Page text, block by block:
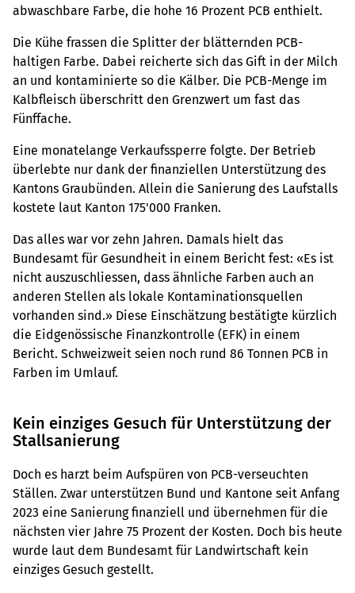
abwaschbare Farbe, die hohe 16 Prozent PCB enthielt.
Die Kühe frassen die Splitter der blätternden PCB-
haltigen Farbe. Dabei reicherte sich das Gift in der Milch
an und kontaminierte so die Kälber. Die PCB-Menge im
Kalbfleisch überschritt den Grenzwert um fast das
Fünffache.
Eine monatelange Verkaufssperre folgte. Der Betrieb
überlebte nur dank der finanziellen Unterstützung des
Kantons Graubünden. Allein die Sanierung des Laufstalls
kostete laut Kanton 175'000 Franken.
Das alles war vor zehn Jahren. Damals hielt das
Bundesamt für Gesundheit in einem Bericht fest: «Es ist
nicht auszuschliessen, dass ähnliche Farben auch an
anderen Stellen als lokale Kontaminationsquellen
vorhanden sind.» Diese Einschätzung bestätigte kürzlich
die Eidgenössische Finanzkontrolle (EFK) in einem
Bericht. Schweizweit seien noch rund 86 Tonnen PCB in
Farben im Umlauf.
Kein einziges Gesuch für Unterstützung der
Stallsanierung
Doch es harzt beim Aufspüren von PCB-verseuchten
Ställen. Zwar unterstützen Bund und Kantone seit Anfang
2023 eine Sanierung finanziell und übernehmen für die
nächsten vier Jahre 75 Prozent der Kosten. Doch bis heute
wurde laut dem Bundesamt für Landwirtschaft kein
einziges Gesuch gestellt.